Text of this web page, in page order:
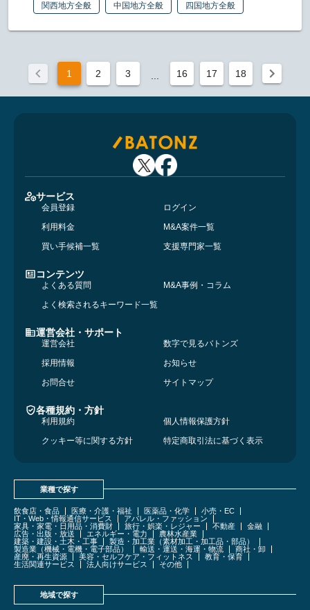
関西地方全般
中国地方全般 四国地方全般
1 2 3 16 17 18
サービス
会員登録
ログイン
利用料金
M&A案件一覧
買い手候補一覧
支援専門家一覧
コンテンツ
よくある質問
M&A事例・コラム
よく検索されるキーワード一覧
運営会社・サポート
運営会社
数字で見るバトンズ
採用情報
お知らせ
お問合せ
サイトマップ
各種規約・方針
利用規約
個人情報保護方針
クッキー等に関する方針
特定商取引法に基づく表示
業種で探す
飲食店・食品 医療・介護・福祉 医薬品・化学
小売・EC
IT・Web・情報通信サービス
アパレル・ファッション
家具・家電・日用品・消費財
旅行・娯楽・レジャー 不動産
金融
広告・出版・放送
エネルギー・電力
農林水産業
建築・建設・土木・工事
製造・加工業（素材加工・加工品・部品）
製造業（機械・電機・電子部品）
輸送・運送・海運・物流
商社・卸
産廃・再生資源
美容・セルフケア・フィットネス
教育・保育
生活関連サービス
法人向けサービス その他
地域で探す